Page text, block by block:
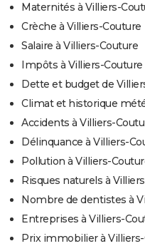
Maternités à Villiers-
Crèche à Villiers-Couture
Salaire à Villiers-Couture
Impôts à Villiers-Couture
Dette et budget de
Climat et historique
Accidents à Villiers-
Délinquance à Villiers-
Pollution à Villiers-
Risques naturels à
Nombre de dentistes à
Entreprises à Villiers-
Prix immobilier à